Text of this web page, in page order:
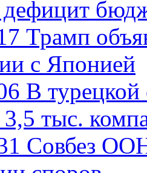
дефицит
Трамп
с Японией
В
3,5 тыс.
Совбез